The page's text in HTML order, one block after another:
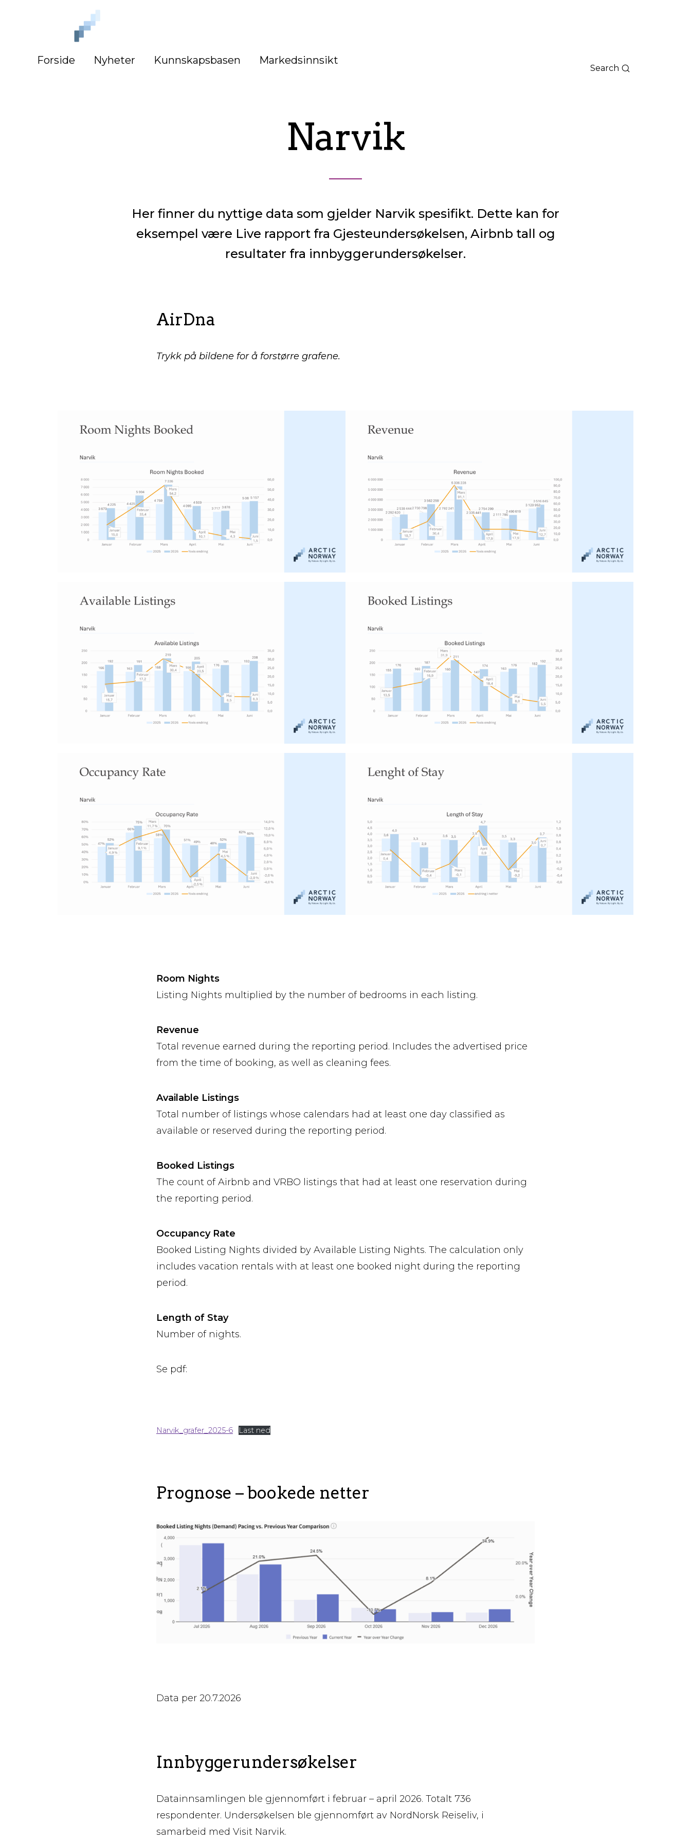
Nord
Norge
Forside Nyheter Kunnskapsbasen Markedsinnsikt
Search
Narvik
Her finner du nyttige data som gjelder Narvik spesifikt. Dette kan for
eksempel være Live rapport fra Gjesteundersøkelsen, Airbnb tall og
resultater fra innbyggerundersøkelser.
AirDna
Trykk på bildene for å forstørre grafene.
Room Nights
Listing Nights multiplied by the number of bedrooms in each listing.
Revenue
Total revenue earned during the reporting period. Includes the advertised price
from the time of booking, as well as cleaning fees.
Available Listings
Total number of listings whose calendars had at least one day classified as
available or reserved during the reporting period.
Booked Listings
The count of Airbnb and VRBO listings that had at least one reservation during
the reporting period.
Occupancy Rate
Booked Listing Nights divided by Available Listing Nights. The calculation only
includes vacation rentals with at least one booked night during the reporting
period.
Length of Stay
Number of nights.
Se pdf:
Narvik_grafer_2025-6 Last ned
Prognose – bookede netter
Data per 20.7.2026
Innbyggerundersøkelser
Datainnsamlingen ble gjennomført i februar – april 2026. Totalt 736
respondenter. Undersøkelsen ble gjennomført av NordNorsk Reiseliv, i
samarbeid med Visit Narvik.